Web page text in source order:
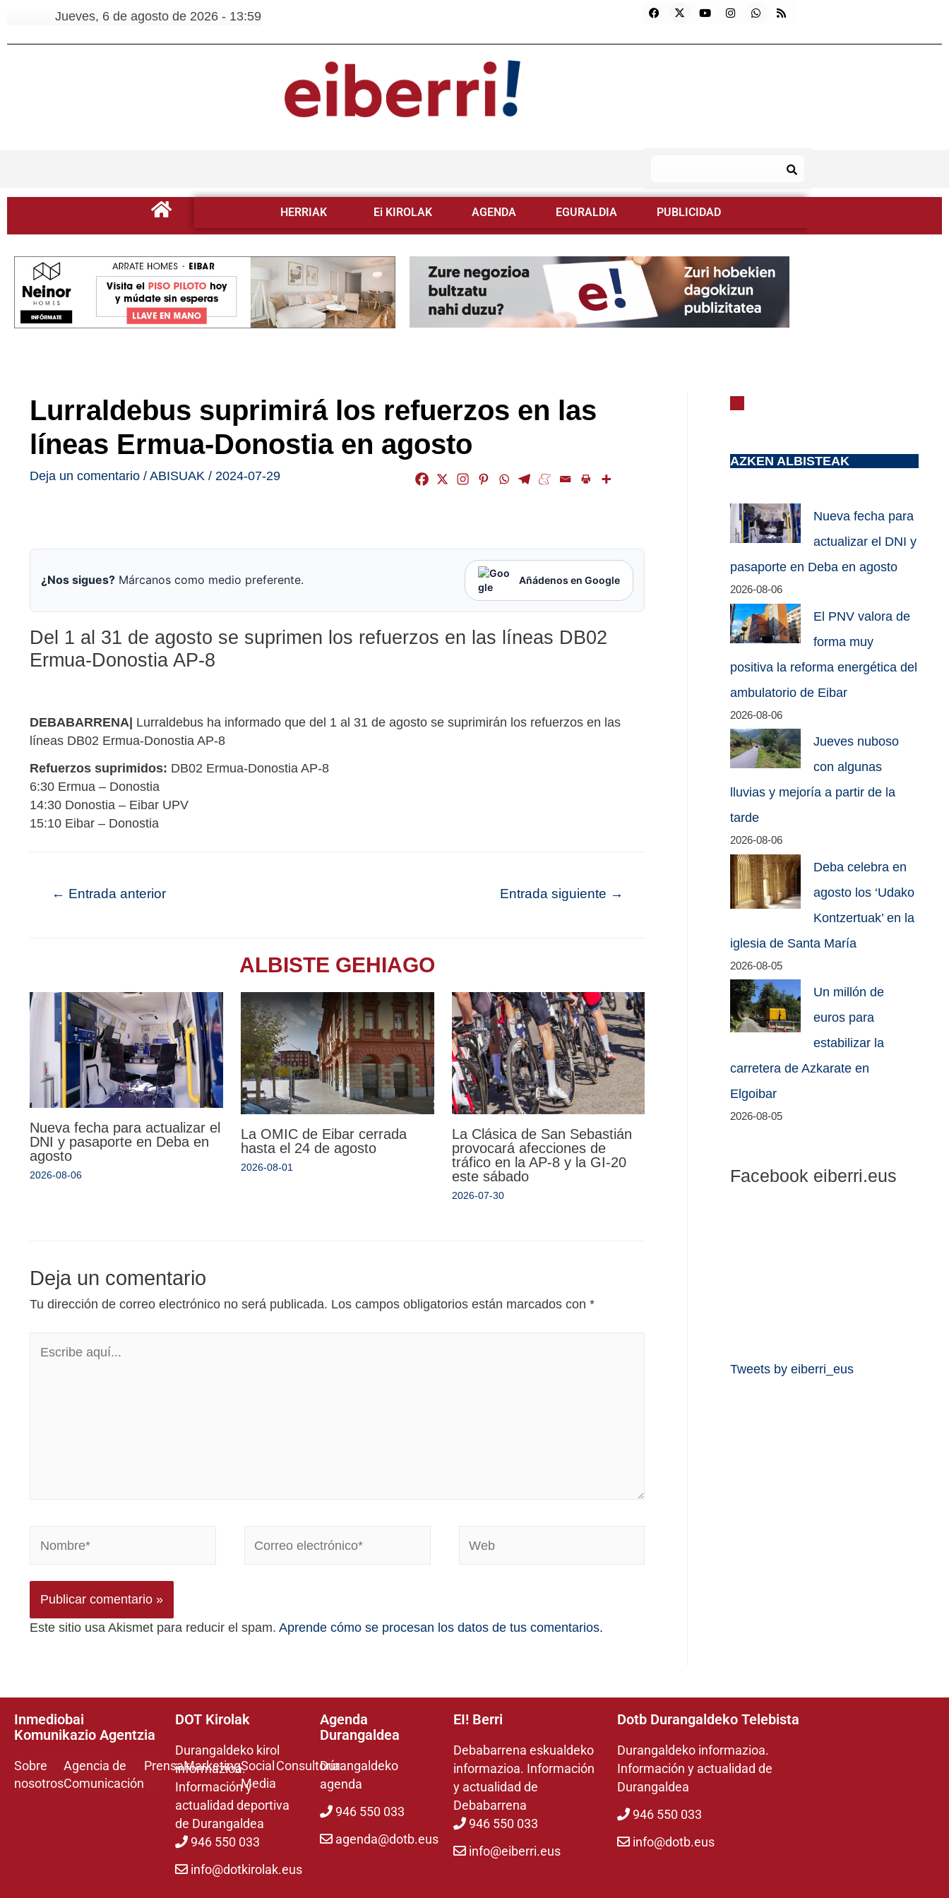
Jueves, 6 de agosto de 2026 - 13:59
HERRIAK Ei KIROLAK AGENDA EGURALDIA PUBLICIDAD
Lurraldebus suprimirá los refuerzos en las
líneas Ermua-Donostia en agosto
Deja un comentario / ABISUAK / 2024-07-29
¿Nos sigues? Márcanos como medio preferente. Añádenos en Google
Del 1 al 31 de agosto se suprimen los refuerzos en las líneas DB02
Ermua-Donostia AP-8
DEBABARRENA| Lurraldebus ha informado que del 1 al 31 de agosto se suprimirán los refuerzos en las
líneas DB02 Ermua-Donostia AP-8
Refuerzos suprimidos: DB02 Ermua-Donostia AP-8
6:30 Ermua – Donostia
14:30 Donostia – Eibar UPV
15:10 Eibar – Donostia
← Entrada anterior Entrada siguiente →
ALBISTE GEHIAGO
Nueva fecha para actualizar el
DNI y pasaporte en Deba en
agosto
2026-08-06
La OMIC de Eibar cerrada
hasta el 24 de agosto
2026-08-01
La Clásica de San Sebastián
provocará afecciones de
tráfico en la AP-8 y la GI-20
este sábado
2026-07-30
Deja un comentario
Tu dirección de correo electrónico no será publicada. Los campos obligatorios están marcados con *
Este sitio usa Akismet para reducir el spam. Aprende cómo se procesan los datos de tus comentarios.
AZKEN ALBISTEAK
Nueva fecha para
actualizar el DNI y
pasaporte en Deba en agosto
2026-08-06
El PNV valora de
forma muy
positiva la reforma energética del
ambulatorio de Eibar
2026-08-06
Jueves nuboso
con algunas
lluvias y mejoría a partir de la
tarde
2026-08-06
Deba celebra en
agosto los ‘Udako
Kontzertuak’ en la
iglesia de Santa María
2026-08-05
Un millón de
euros para
estabilizar la
carretera de Azkarate en
Elgoibar
2026-08-05
Facebook eiberri.eus
Tweets by eiberri_eus
Inmediobai
Komunikazio Agentzia
Sobre
nosotros
Agencia de
Comunicación
PrensaMarketingSocial
Media
Consultoría
DOT Kirolak
Durangaldeko kirol
informazioa.
Información y
actualidad deportiva
de Durangaldea
946 550 033
info@dotkirolak.eus
Agenda
Durangaldea
Durangaldeko
agenda
946 550 033
agenda@dotb.eus
EI! Berri
Debabarrena eskualdeko
informazioa. Información
y actualidad de
Debabarrena
946 550 033
info@eiberri.eus
Dotb Durangaldeko Telebista
Durangaldeko informazioa.
Información y actualidad de
Durangaldea
946 550 033
info@dotb.eus